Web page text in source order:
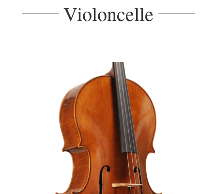
Violoncelle